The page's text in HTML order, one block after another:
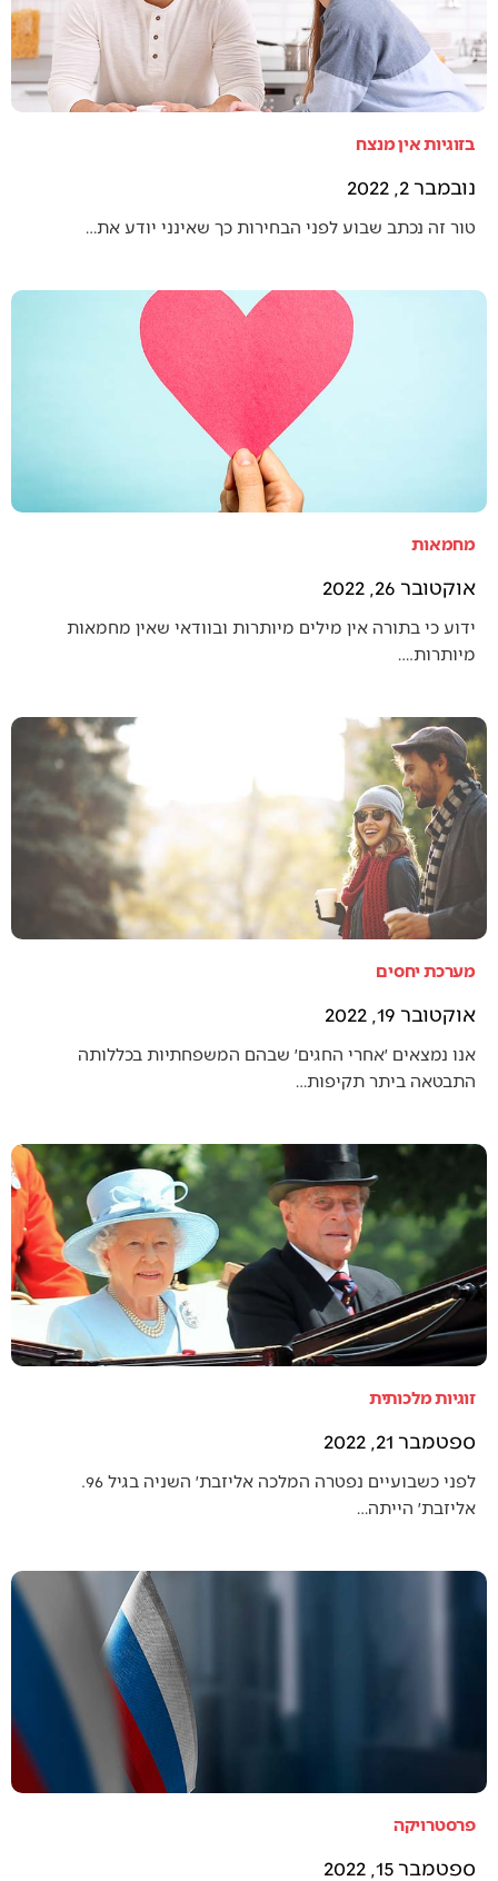
בזוגיות אין מנצח
נובמבר 2, 2022
טור זה נכתב שבוע לפני הבחירות כך שאינני יודע את…
מחמאות
אוקטובר 26, 2022
ידוע כי בתורה אין מילים מיותרות ובוודאי שאין מחמאות
מיותרות.…
מערכת יחסים
אוקטובר 19, 2022
אנו נמצאים ׳אחרי החגים׳ שבהם המשפחתיות בכללותה
התבטאה ביתר תקיפות…
זוגיות מלכותית
ספטמבר 21, 2022
לפני כשבועיים נפטרה המלכה אליזבת׳ השניה בגיל 96.
אליזבת׳ הייתה…
פרסטרויקה
ספטמבר 15, 2022